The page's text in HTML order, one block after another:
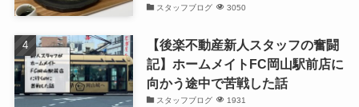
スタッフブログ 3050
【後楽不動産新人スタッフの奮闘
記】ホームメイトFC岡山駅前店に
向かう途中で苦戦した話
スタッフブログ 1931